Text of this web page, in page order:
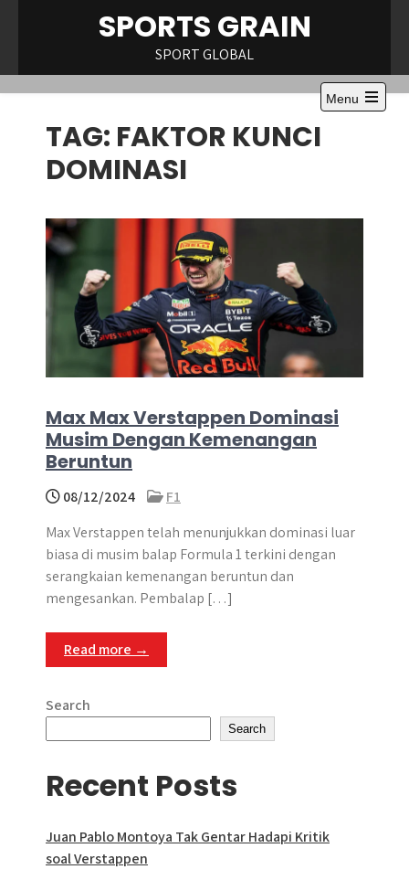
SPORTS GRAIN
SPORT GLOBAL
Menu
Open
TAG: FAKTOR KUNCI
DOMINASI
Max Max Verstappen Dominasi
Musim Dengan Kemenangan
Beruntun
08/12/2024
F1
Max Verstappen telah menunjukkan dominasi luar
biasa di musim balap Formula 1 terkini dengan
serangkaian kemenangan beruntun dan
mengesankan. Pembalap […]
Read more →
Search
Search
Recent Posts
Juan Pablo Montoya Tak Gentar Hadapi Kritik
soal Verstappen